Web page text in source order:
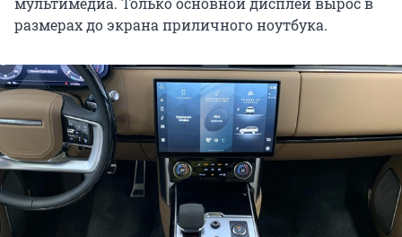
размерах до экрана приличного ноутбука.